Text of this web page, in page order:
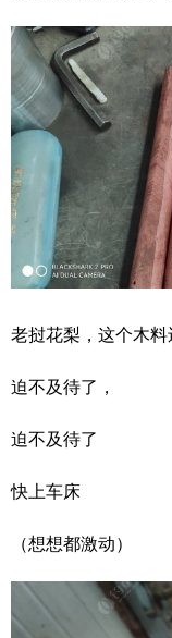
老挝花梨，这个木料
迫不及待了，
迫不及待了
快上车床
（想想都激动）